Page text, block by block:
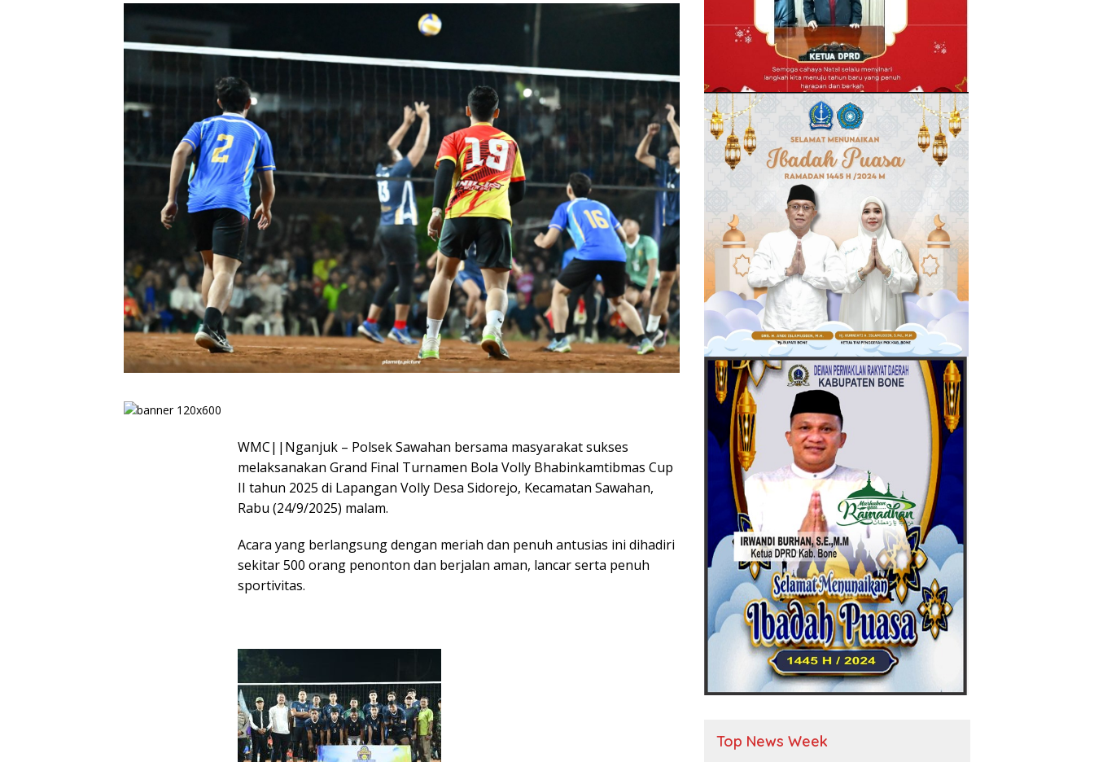
WMC||Nganjuk – Polsek Sawahan bersama masyarakat sukses
melaksanakan Grand Final Turnamen Bola Volly Bhabinkamtibmas Cup
II tahun 2025 di Lapangan Volly Desa Sidorejo, Kecamatan Sawahan,
Rabu (24/9/2025) malam.
Acara yang berlangsung dengan meriah dan penuh antusias ini dihadiri
sekitar 500 orang penonton dan berjalan aman, lancar serta penuh
sportivitas.
Top News Week